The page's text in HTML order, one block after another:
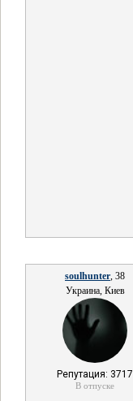
soulhunter, 38
Украина, Киев
Репутация: 3717
В отпуске